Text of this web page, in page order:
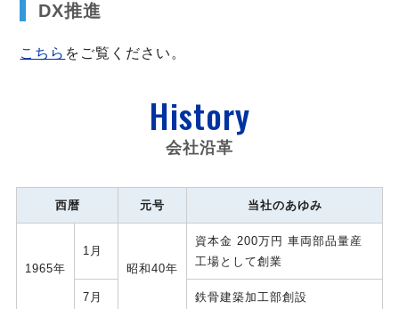
DX推進
こちら をご覧ください。
History
会社沿革
西暦 元号 当社のあゆみ
1965年
1月
昭和40年
資本金 200万円 車両部品量産
工場として創業
7月 鉄骨建築加工部創設